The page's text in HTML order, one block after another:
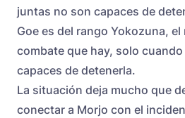
juntas no son capaces de
Goe es del rango Yokozuna,
combate que hay, solo
capaces de detenerla.
La situación deja mucho que
conectar a Morjo con el